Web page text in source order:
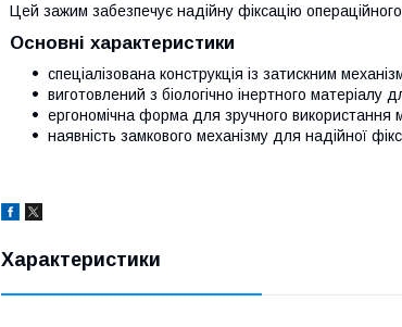
Цей зажим забезпечує надійну фіксацію
Основні характеристики
спеціалізована конструкція із затискним
виготовлений з біологічно інертного матеріалу
ергономічна форма для зручного
наявність замкового механізму для надійної
Характеристики